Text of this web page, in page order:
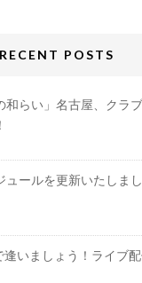
RECENT POSTS
和らい」名古屋、クラ
ュールを更新いたしまし
いましょう！ライブ配